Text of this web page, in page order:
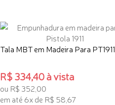
Tala MBT em Madeira Para PT1911
R$ 334,40 à vista
ou R$ 352,00
em até 6x de R$ 58,67